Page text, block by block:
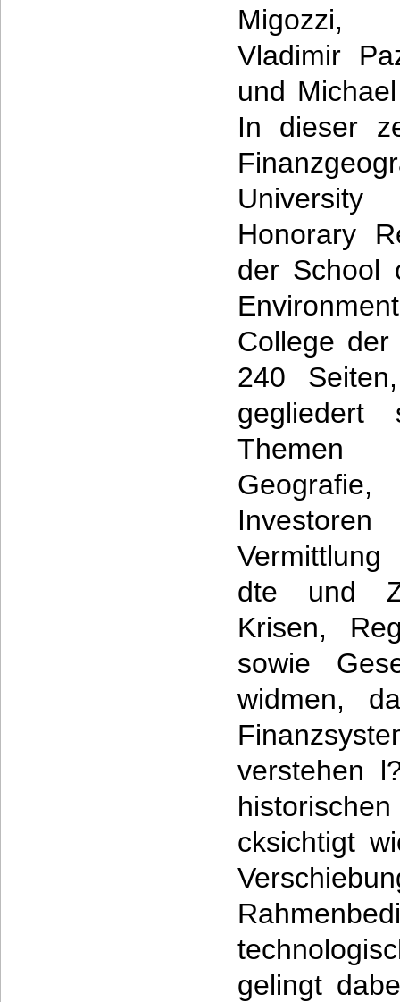
Migozzi,
Vladimir
und
In dieser
Honorary
der School
College
240
Themen
dte und
Krisen,
sowie
widmen,
verstehen
cksichtigt
gelingt